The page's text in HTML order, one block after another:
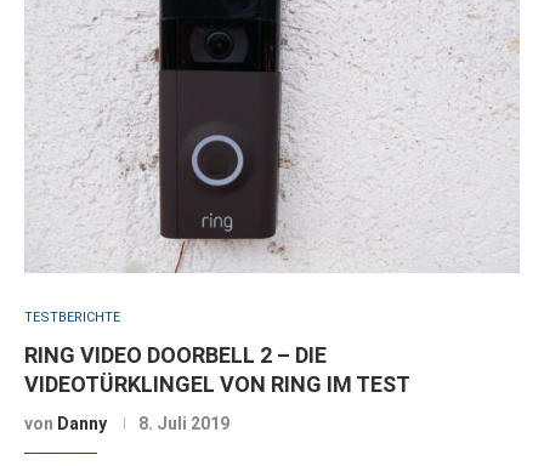
TESTBERICHTE
RING VIDEO DOORBELL 2 – DIE
VIDEOTÜRKLINGEL VON RING IM TEST
von Danny 8. Juli 2019